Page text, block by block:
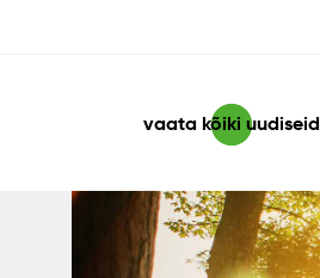
vaata kõiki uudiseid